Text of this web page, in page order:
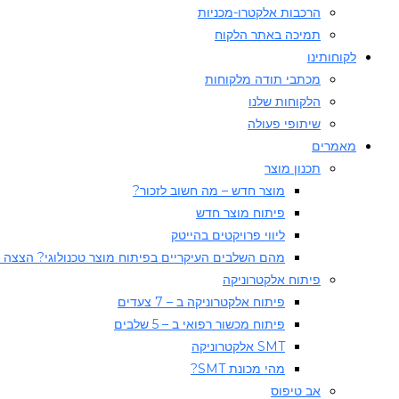
הרכבות אלקטרו-מכניות
תמיכה באתר הלקוח
לקוחותינו
מכתבי תודה מלקוחות
הלקוחות שלנו
שיתופי פעולה
מאמרים
תכנון מוצר
מוצר חדש – מה חשוב לזכור?
פיתוח מוצר חדש
ליווי פרויקטים בהייטק
מהם השלבים העיקריים בפיתוח מוצר טכנולוגי?
פיתוח אלקטרוניקה
פיתוח אלקטרוניקה ב – 7 צעדים
פיתוח מכשור רפואי ב – 5 שלבים
SMT אלקטרוניקה
מהי מכונת SMT?
אב טיפוס